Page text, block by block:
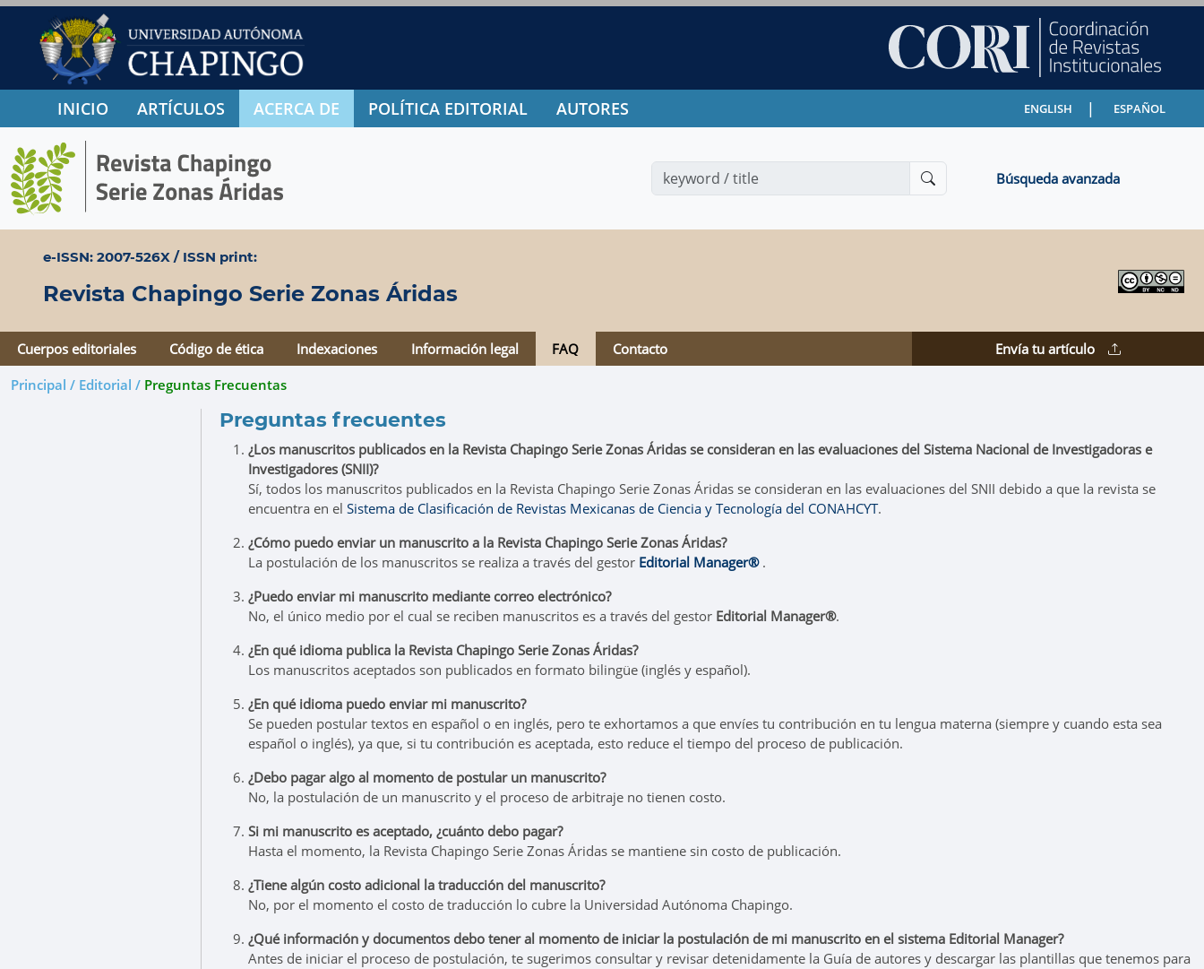
INICIO ARTÍCULOS ACERCA DE POLÍTICA EDITORIAL AUTORES ENGLISH | ESPAÑOL
Búsqueda avanzada
e-ISSN: 2007-526X / ISSN print:
Revista Chapingo Serie Zonas Áridas
Cuerpos editoriales Código de ética Indexaciones Información legal FAQ Contacto
Envía tu artículo
Principal / Editorial / Preguntas Frecuentas
Preguntas frecuentes
¿Los manuscritos publicados en la Revista Chapingo Serie Zonas Áridas se consideran en las evaluaciones del Sistema Nacional de Investigadoras e
Investigadores (SNII)?
Sí, todos los manuscritos publicados en la Revista Chapingo Serie Zonas Áridas se consideran en las evaluaciones del SNII debido a que la revista se
encuentra en el Sistema de Clasificación de Revistas Mexicanas de Ciencia y Tecnología del CONAHCYT.
¿Cómo puedo enviar un manuscrito a la Revista Chapingo Serie Zonas Áridas?
La postulación de los manuscritos se realiza a través del gestor Editorial Manager® .
¿Puedo enviar mi manuscrito mediante correo electrónico?
No, el único medio por el cual se reciben manuscritos es a través del gestor Editorial Manager®.
¿En qué idioma publica la Revista Chapingo Serie Zonas Áridas?
Los manuscritos aceptados son publicados en formato bilingüe (inglés y español).
¿En qué idioma puedo enviar mi manuscrito?
Se pueden postular textos en español o en inglés, pero te exhortamos a que envíes tu contribución en tu lengua materna (siempre y cuando esta sea
español o inglés), ya que, si tu contribución es aceptada, esto reduce el tiempo del proceso de publicación.
¿Debo pagar algo al momento de postular un manuscrito?
No, la postulación de un manuscrito y el proceso de arbitraje no tienen costo.
Si mi manuscrito es aceptado, ¿cuánto debo pagar?
Hasta el momento, la Revista Chapingo Serie Zonas Áridas se mantiene sin costo de publicación.
¿Tiene algún costo adicional la traducción del manuscrito?
No, por el momento el costo de traducción lo cubre la Universidad Autónoma Chapingo.
¿Qué información y documentos debo tener al momento de iniciar la postulación de mi manuscrito en el sistema Editorial Manager?
Antes de iniciar el proceso de postulación, te sugerimos consultar y revisar detenidamente la Guía de autores y descargar las plantillas que tenemos para